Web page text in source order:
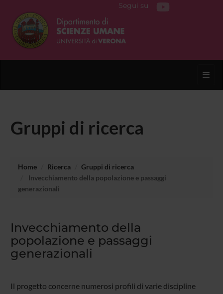
Segui su
Gruppi di ricerca
Home Ricerca
Gruppi di ricerca
Invecchiamento della popolazione e passaggi
generazionali
Invecchiamento della
popolazione e passaggi
generazionali
Il progetto concerne numerosi profili di varie discipline